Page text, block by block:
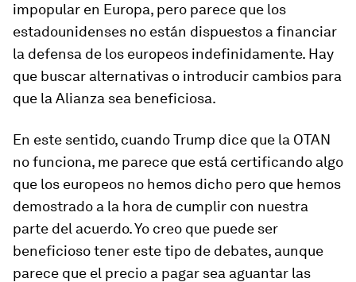
impopular en Europa, pero parece que los
estadounidenses no están dispuestos a financiar
la defensa de los europeos indefinidamente. Hay
que buscar alternativas o introducir cambios para
que la Alianza sea beneficiosa.
En este sentido, cuando Trump dice que la OTAN
no funciona, me parece que está certificando algo
que los europeos no hemos dicho pero que hemos
demostrado a la hora de cumplir con nuestra
parte del acuerdo. Yo creo que puede ser
beneficioso tener este tipo de debates, aunque
parece que el precio a pagar sea aguantar las